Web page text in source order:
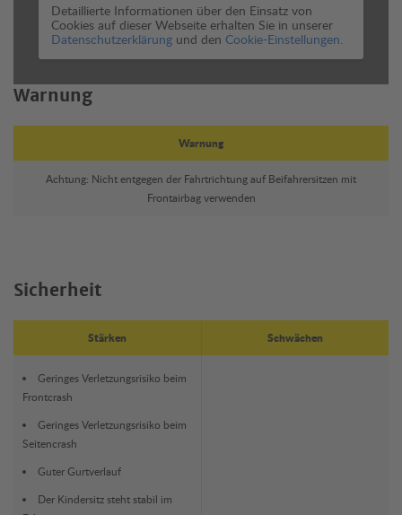
Detaillierte Informationen über den Einsatz von
Cookies auf dieser Webseite erhalten Sie in unserer
Datenschutzerklärung und den Cookie-Einstellungen.
Warnung
Warnung
Achtung: Nicht entgegen der Fahrtrichtung auf Beifahrersitzen mit
Frontairbag verwenden
Sicherheit
Stärken Schwächen
Geringes Verletzungsrisiko beim
Frontcrash
Geringes Verletzungsrisiko beim
Seitencrash
Guter Gurtverlauf
Der Kindersitz steht stabil im